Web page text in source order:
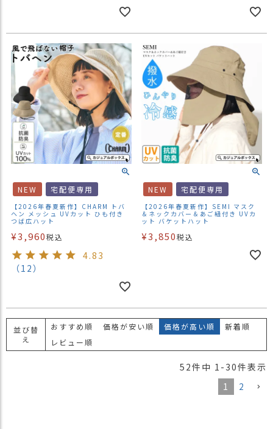
NEW 宅配便専用
【2026年春夏新作】CHARM トバ
ヘン メッシュ UVカット ひも付き
つば広ハット
¥3,960税込
4.83
（12）
NEW 宅配便専用
【2026年春夏新作】SEMI マスク
＆ネックカバー＆あご紐付き UVカ
ット バケットハット
¥3,850税込
並び替
え
おすすめ順 価格が安い順 価格が高い順
新着順
レビュー順
52件中 1 - 30件表示
1
2